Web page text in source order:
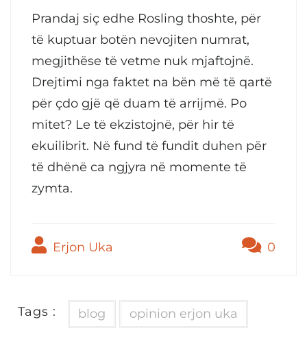
Prandaj siç edhe Rosling thoshte, për
të kuptuar botën nevojiten numrat,
megjithëse të vetme nuk mjaftojnë.
Drejtimi nga faktet na bën më të qartë
për çdo gjë që duam të arrijmë. Po
mitet? Le të ekzistojnë, për hir të
ekuilibrit. Në fund të fundit duhen për
të dhënë ca ngjyra në momente të
zymta.
Erjon Uka 0
Tags : blog opinion erjon uka